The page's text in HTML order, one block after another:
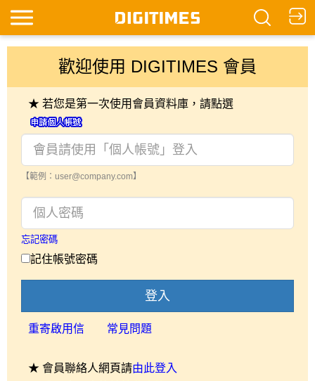
歡迎使用 DIGITIMES 會員
★ 若您是第一次使用會員資料庫，請點選
【範例：user@company.com】
忘記密碼
記住帳號密碼
登入
重寄啟用信 常見問題
★ 會員聯絡人網頁請由此登入